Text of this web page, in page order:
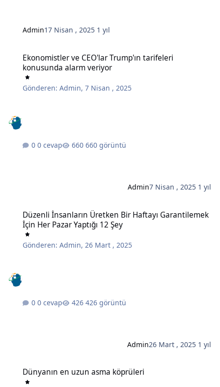
Admin17 Nisan , 2025 1 yıl
Ekonomistler ve CEO'lar Trump'ın tarifeleri
konusunda alarm veriyor
Gönderen:Admin,7 Nisan , 2025
0 cevap 660 görüntü
Admin7 Nisan , 2025 1 yıl
Düzenli İnsanların Üretken Bir Haftayı Garantilemek
İçin Her Pazar Yaptığı 12 Şey
Gönderen:Admin, 26 Mart , 2025
0 cevap 426 görüntü
Admin26 Mart , 2025 1 yıl
Dünyanın en uzun asma köprüleri